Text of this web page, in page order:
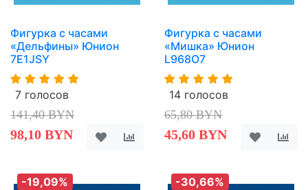
Фигурка с часами
«Дельфины» Юнион
7E1JSY
7 голосов
141,40 BYN
98,10 BYN
Фигурка с часами
«Мишка» Юнион
L968O7
14 голосов
65,80 BYN
45,60 BYN
-19,09%
-30,66%